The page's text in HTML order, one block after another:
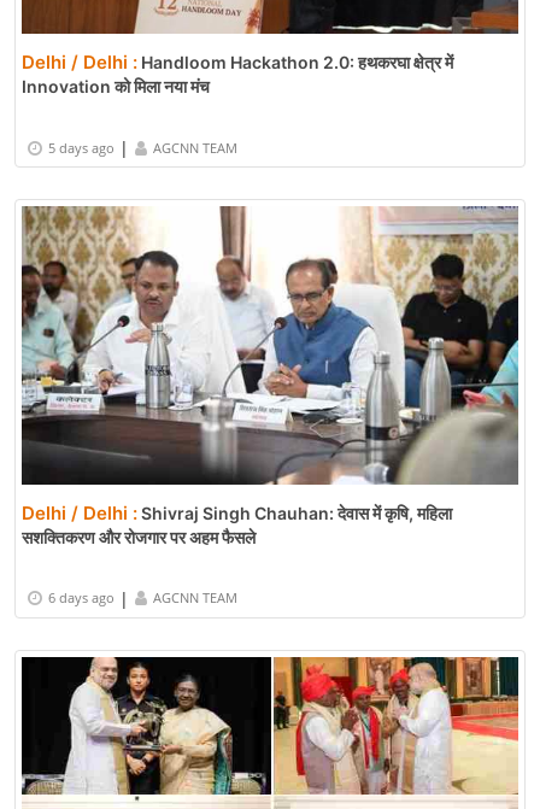
Delhi / Delhi : Handloom Hackathon 2.0: हथकरघा क्षेत्र में
Innovation को मिला नया मंच
5 days ago | AGCNN TEAM
Delhi / Delhi :Shivraj Singh Chauhan: देवास में कृषि, महिला
सशक्तिकरण और रोजगार पर अहम फैसले
6 days ago | AGCNN TEAM